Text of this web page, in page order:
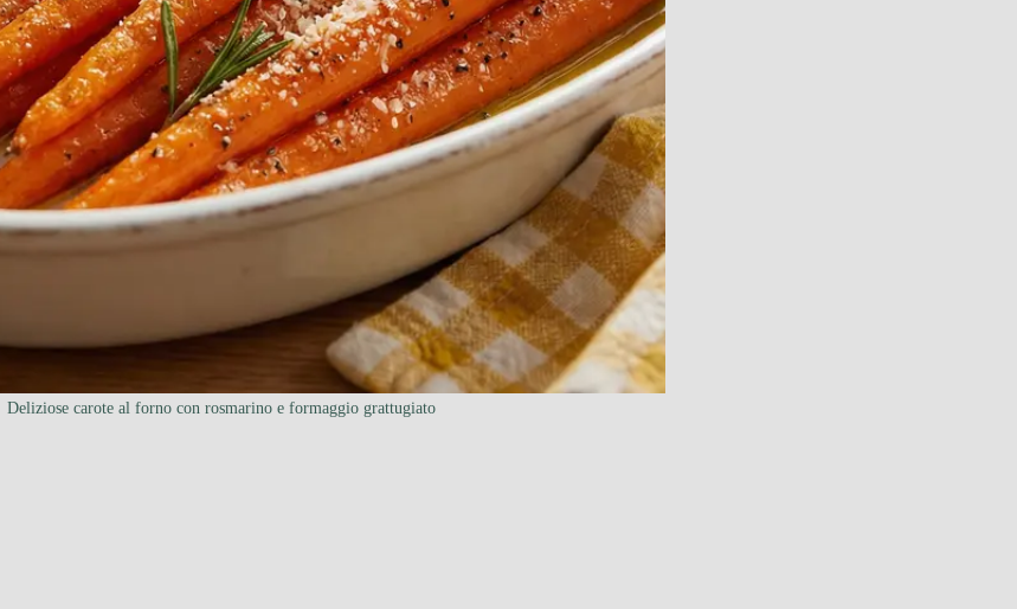
Deliziose carote al forno con rosmarino e formaggio grattugiato